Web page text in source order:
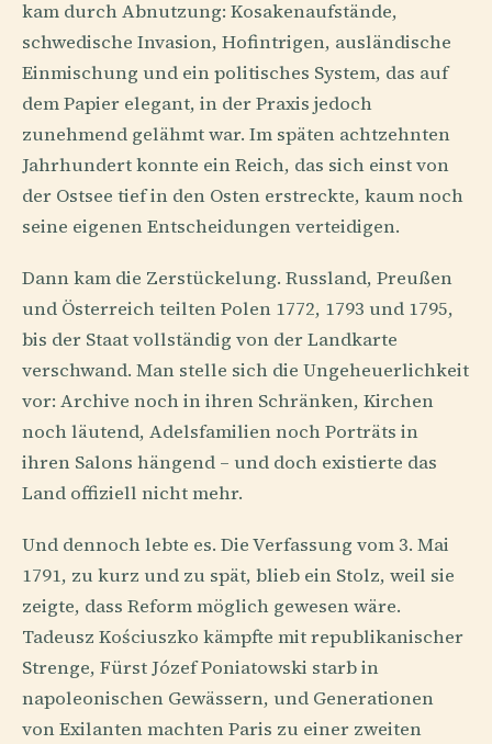
kam durch Abnutzung: Kosakenaufstände,
schwedische Invasion, Hofintrigen, ausländische
Einmischung und ein politisches System, das auf
dem Papier elegant, in der Praxis jedoch
zunehmend gelähmt war. Im späten achtzehnten
Jahrhundert konnte ein Reich, das sich einst von
der Ostsee tief in den Osten erstreckte, kaum noch
seine eigenen Entscheidungen verteidigen.
Dann kam die Zerstückelung. Russland, Preußen
und Österreich teilten Polen 1772, 1793 und 1795,
bis der Staat vollständig von der Landkarte
verschwand. Man stelle sich die Ungeheuerlichkeit
vor: Archive noch in ihren Schränken, Kirchen
noch läutend, Adelsfamilien noch Porträts in
ihren Salons hängend – und doch existierte das
Land offiziell nicht mehr.
Und dennoch lebte es. Die Verfassung vom 3. Mai
1791, zu kurz und zu spät, blieb ein Stolz, weil sie
zeigte, dass Reform möglich gewesen wäre.
Tadeusz Kościuszko kämpfte mit republikanischer
Strenge, Fürst Józef Poniatowski starb in
napoleonischen Gewässern, und Generationen
von Exilanten machten Paris zu einer zweiten